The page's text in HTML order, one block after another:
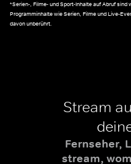
*Serien-, Filme- und Sport-Inhalte auf Abruf
Programminhalte wie Serien, Filme und Live-
davon unberührt.
Stream
Fernseher,
stream,